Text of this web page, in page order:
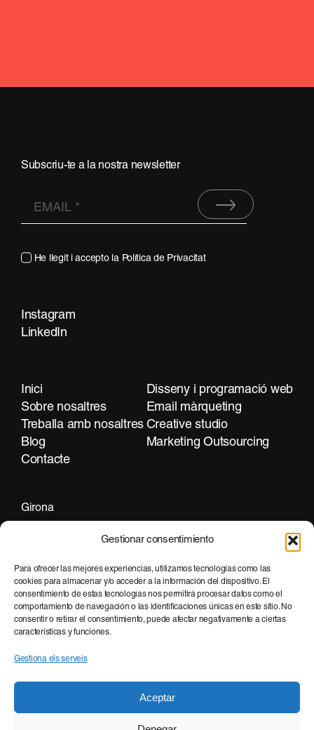
Gestionar consentimiento
Para ofrecer las mejores experiencias, utilizamos tecnologías como las
cookies para almacenar y/o acceder a la información del dispositivo. El
consentimiento de estas tecnologías nos permitirá procesar datos como el
comportamiento de navegación o las identificaciones únicas en este sitio. No
consentir o retirar el consentimiento, puede afectar negativamente a ciertas
características y funciones.
Gestiona els serveis
Aceptar
Subscriu-te a la nostra newsletter
He llegit i accepto la Política de Privacitat
Instagram
LinkedIn
Inici
Sobre nosaltres
Treballa amb nosaltres
Blog
Contacte
Disseny i programació web
Email màrqueting
Creative studio
Marketing Outsourcing
Girona
Barcelona
+34 935 951 500